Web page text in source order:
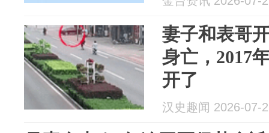
妻子和表哥
身亡，2017
开了
汉史趣闻 2026-07-